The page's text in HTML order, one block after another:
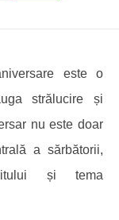
este o
strălucire și
nu este doar
a sărbătorii,
și tema